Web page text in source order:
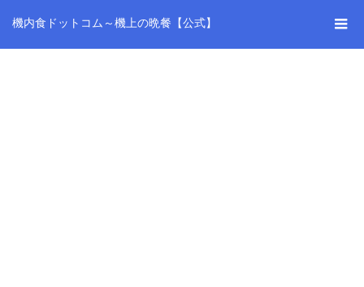
機内食ドットコム～機上の晩餐【公式】